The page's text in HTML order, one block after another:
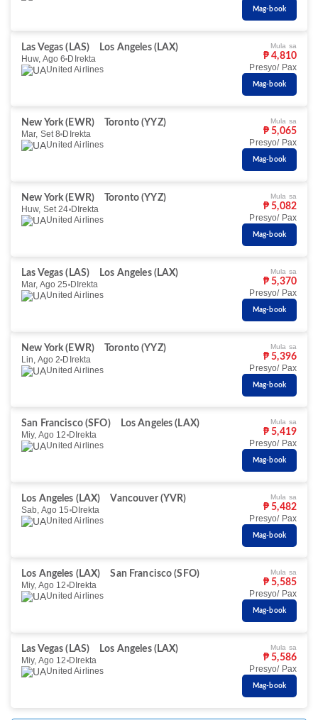
Mag-book
Las Vegas (LAS)
Los Angeles (LAX)
Huw, Ago 6 DIrekta
United Airlines
Mula sa
₱ 4,810
Presyo/ Pax
Mag-book
New York (EWR)
Toronto (YYZ)
Mar, Set 8 DIrekta
United Airlines
Mula sa
₱ 5,065
Presyo/ Pax
Mag-book
New York (EWR)
Toronto (YYZ)
Huw, Set 24 DIrekta
United Airlines
Mula sa
₱ 5,082
Presyo/ Pax
Mag-book
Las Vegas (LAS)
Los Angeles (LAX)
Mar, Ago 25 DIrekta
United Airlines
Mula sa
₱ 5,370
Presyo/ Pax
Mag-book
New York (EWR)
Toronto (YYZ)
Lin, Ago 2 DIrekta
United Airlines
Mula sa
₱ 5,396
Presyo/ Pax
Mag-book
San Francisco (SFO)
Los Angeles (LAX)
Miy, Ago 12 DIrekta
United Airlines
Mula sa
₱ 5,419
Presyo/ Pax
Mag-book
Los Angeles (LAX)
Vancouver (YVR)
Sab, Ago 15 DIrekta
United Airlines
Mula sa
₱ 5,482
Presyo/ Pax
Mag-book
Los Angeles (LAX)
San Francisco (SFO)
Miy, Ago 12 DIrekta
United Airlines
Mula sa
₱ 5,585
Presyo/ Pax
Mag-book
Las Vegas (LAS)
Los Angeles (LAX)
Miy, Ago 12 DIrekta
United Airlines
Mula sa
₱ 5,586
Presyo/ Pax
Mag-book